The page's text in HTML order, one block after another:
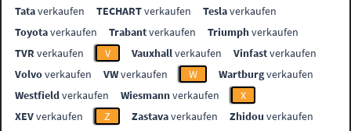
Tataverkaufen TECHARTverkaufen Teslaverkaufen
Toyotaverkaufen Trabantverkaufen Triumphverkaufen
TVR verkaufen V Vauxhallverkaufen Vinfastverkaufen
Volvoverkaufen VWverkaufen W Wartburgverkaufen
Westfieldverkaufen Wiesmannverkaufen
X
XEVverkaufen Z Zastavaverkaufen Zhidou verkaufen